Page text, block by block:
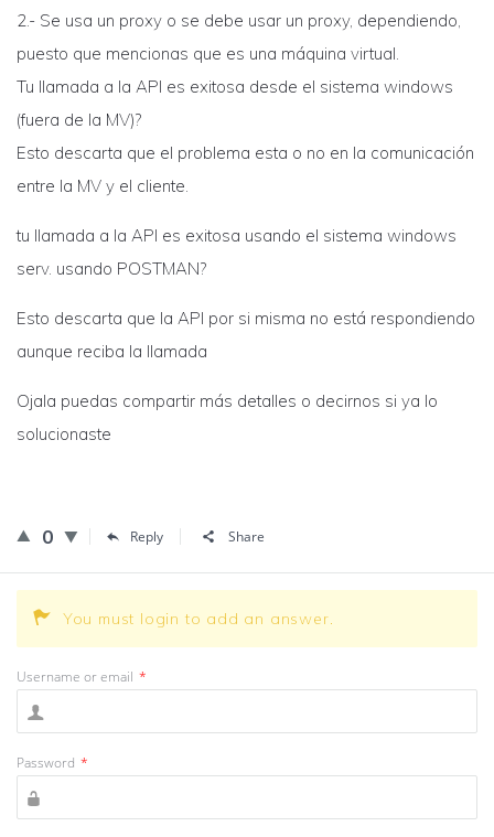
2.- Se usa un proxy o se debe usar un proxy, dependiendo,
puesto que mencionas que es una máquina virtual.
Tu llamada a la API es exitosa desde el sistema windows
(fuera de la MV)?
Esto descarta que el problema esta o no en la comunicación
entre la MV y el cliente.
tu llamada a la API es exitosa usando el sistema windows
serv. usando POSTMAN?
Esto descarta que la API por si misma no está respondiendo
aunque reciba la llamada
Ojala puedas compartir más detalles o decirnos si ya lo
solucionaste
0 Reply Share
You must login to add an answer.
Username or email *
Password *